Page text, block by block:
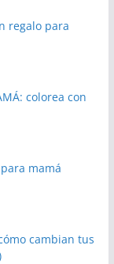
regalo para
colorea con
mamá
cambian tus